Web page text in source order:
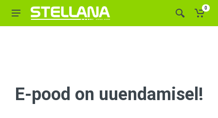
0
E-pood on uuendamisel!